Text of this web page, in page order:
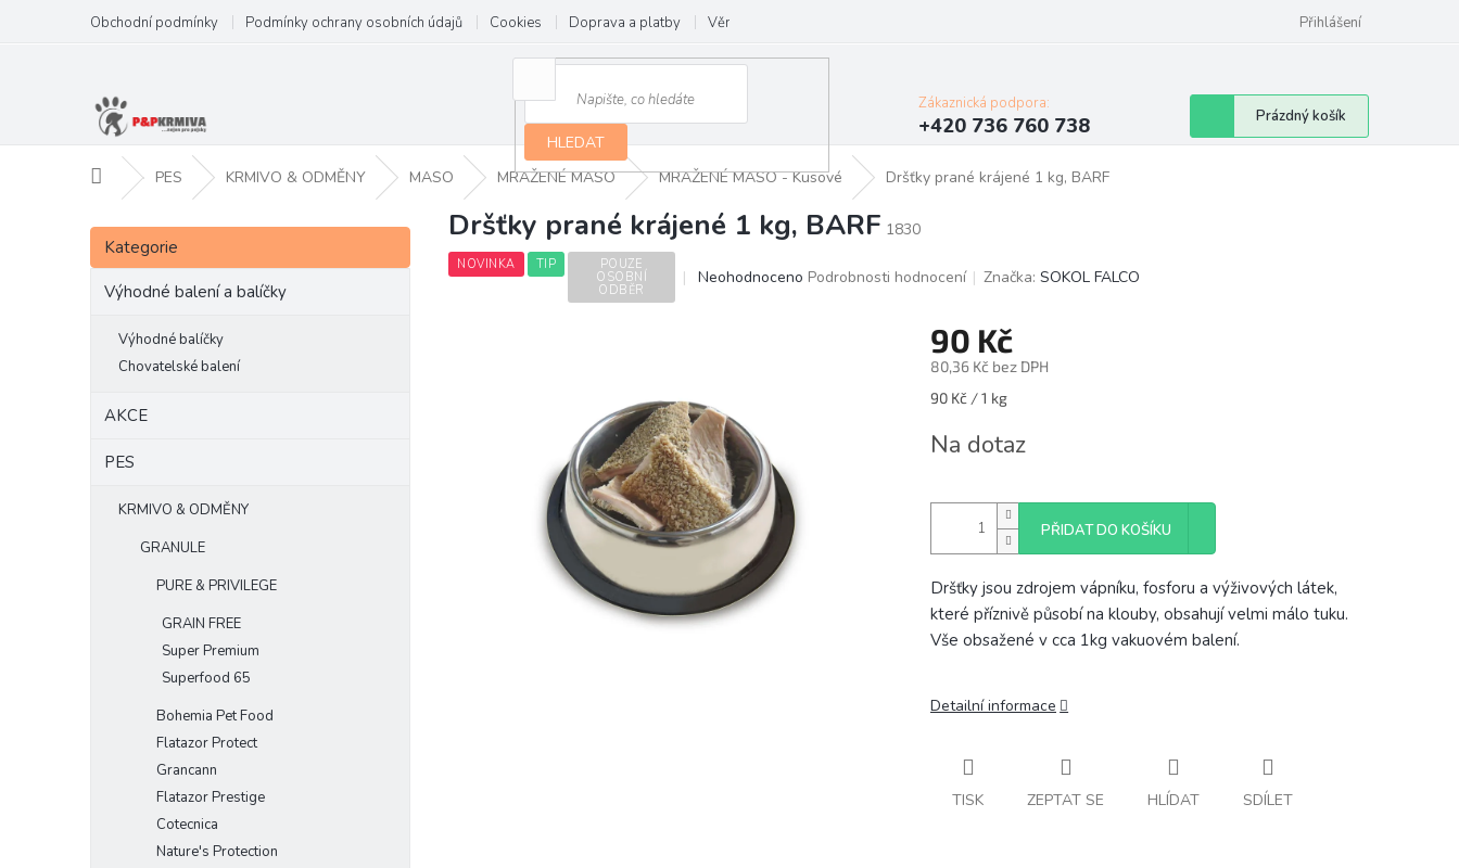
obsah
Obchodní podmínky Podmínky ochrany osobních údajů Cookies Doprava a platby Věrnostní program Přihlášení
HLEDAT
Zákaznická podpora:
+420 736 760 738
Nákupní
košík
Prázdný košík
Domů PES KRMIVO & ODMĚNY MASO MRAŽENÉ MASO MRAŽENÉ MASO - Kusové Dršťky prané krájené 1 kg, BARF
P
s
Přeskočit
kategorie
Kategorie
Výhodné balení a balíčky
Výhodné balíčky
Chovatelské balení
AKCE
PES
KRMIVO & ODMĚNY
GRANULE
PURE & PRIVILEGE
GRAIN FREE
Super Premium
Superfood 65
Bohemia Pet Food
Flatazor Protect
Grancann
Flatazor Prestige
Cotecnica
Nature's Protection
Dršťky prané krájené 1 kg, BARF 1830
NOVINKA TIP
POUZE
OSOBNÍ
ODBĚR
Průměrné
5
hvězdiček.
Neohodnoceno Podrobnosti hodnocení Značka:SOKOL FALCO
90 Kč
80,36 Kč bez DPH
Měrná
90 Kč / 1 kg
Na dotaz
PŘIDAT DO KOŠÍKU
Dršťky jsou zdrojem vápníku, fosforu a výživových látek,
které příznivě působí na klouby, obsahují velmi málo tuku.
Vše obsažené v cca 1kg vakuovém balení.
Detailní informace
TISK ZEPTAT SE HLÍDAT SDÍLET